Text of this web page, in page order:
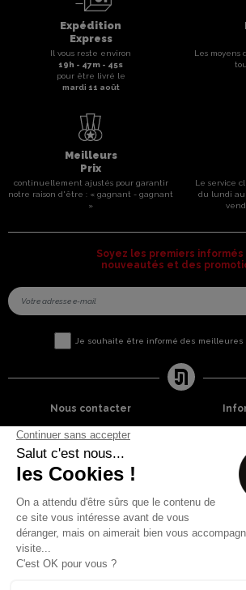
Expédition
Express
Il vous reste environ
19h - 47m - 44s
pour être livré le
mardi 11 août
Les moyens
Meilleurs
Prix
continuellement ajustés pour garantir
notre raison d'être : « gagnant - gagnant
»
Le service
du lundi au
Soyez les premiers informés
nouveautés et des
Je souhaite être informé des meilleures
Nous contacter
8 rue du capitaine Jean Croisa
13009 Marseille
+33 (0)4 91 07 41 16
Facebook Instagram
Nos produits
Meilleures ventes